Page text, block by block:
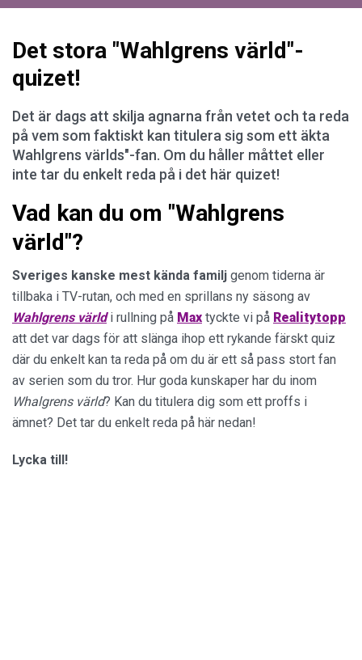
Det stora "Wahlgrens värld"-
quizet!
Det är dags att skilja agnarna från vetet och ta reda
på vem som faktiskt kan titulera sig som ett äkta
Wahlgrens världs"-fan. Om du håller måttet eller
inte tar du enkelt reda på i det här quizet!
Vad kan du om "Wahlgrens
värld"?
Sveriges kanske mest kända familj genom tiderna är
tillbaka i TV-rutan, och med en sprillans ny säsong av
Wahlgrens världi rullning på Max tyckte vi på Realitytopp
att det var dags för att slänga ihop ett rykande färskt quiz
där du enkelt kan ta reda på om du är ett så pass stort fan
av serien som du tror. Hur goda kunskaper har du inom
Whalgrens värld? Kan du titulera dig som ett proffs i
ämnet? Det tar du enkelt reda på här nedan!
Lycka till!